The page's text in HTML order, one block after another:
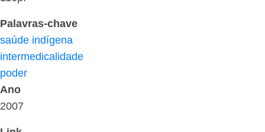
Palavras-chave
saúde indígena
intermedicalidade
poder
Ano
2007